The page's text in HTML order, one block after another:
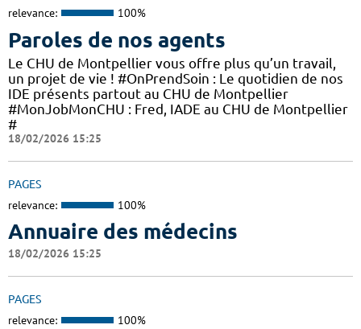
relevance: 100%
Paroles de nos agents
Le CHU de Montpellier vous offre plus qu’un travail,
un projet de vie ! #OnPrendSoin : Le quotidien de nos
IDE présents partout au CHU de Montpellier
#MonJobMonCHU : Fred, IADE au CHU de Montpellier
#
18/02/2026 15:25
PAGES
relevance: 100%
Annuaire des médecins
18/02/2026 15:25
PAGES
relevance: 100%